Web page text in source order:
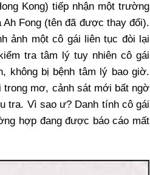
Kong) tiếp nhận một trường
Fong (tên đã được thay đổi).
ảnh một cô gái liên tục đòi lại
tra tâm lý tuy nhiên cô gái
không bị bệnh tâm lý bao giờ.
trong mơ, cảnh sát mới bất ngờ
tra. Vì sao ư? Danh tính cô gái
hợp đang được báo cáo mất